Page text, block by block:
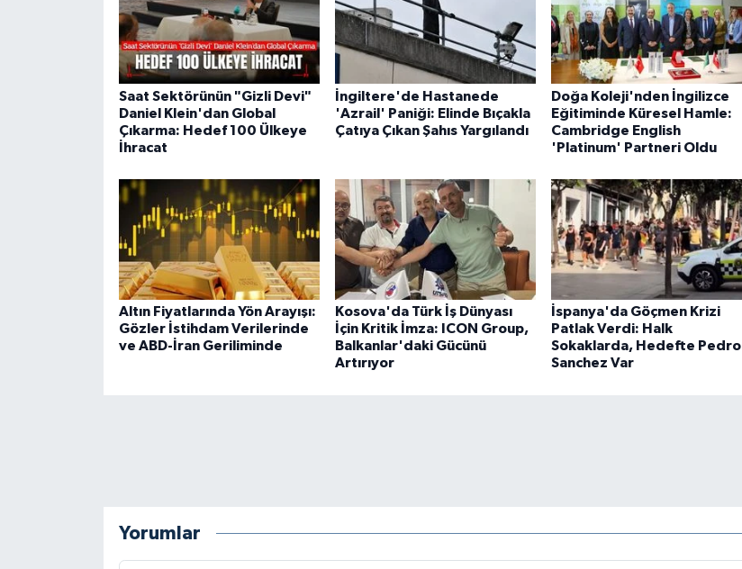
Saat Sektörünün "Gizli Devi"
Daniel Klein'dan Global
Çıkarma: Hedef 100 Ülkeye
İhracat
İngiltere'de Hastanede
'Azrail' Paniği: Elinde Bıçakla
Çatıya Çıkan Şahıs Yargılandı
Doğa Koleji'nden İngilizce
Eğitiminde Küresel Hamle:
Cambridge English
'Platinum' Partneri Oldu
Altın Fiyatlarında Yön Arayışı:
Gözler İstihdam Verilerinde
ve ABD-İran Geriliminde
Kosova'da Türk İş Dünyası
İçin Kritik İmza: ICON Group,
Balkanlar'daki Gücünü
Artırıyor
İspanya'da Göçmen Krizi
Patlak Verdi: Halk
Sokaklarda, Hedefte Pedro
Sanchez Var
Yorumlar